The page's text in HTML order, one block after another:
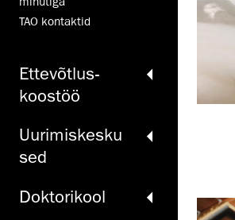
TAO kontaktid
Ette­võtlus­
koos­töö
Uurimiskesku
sed
Doktori­kool